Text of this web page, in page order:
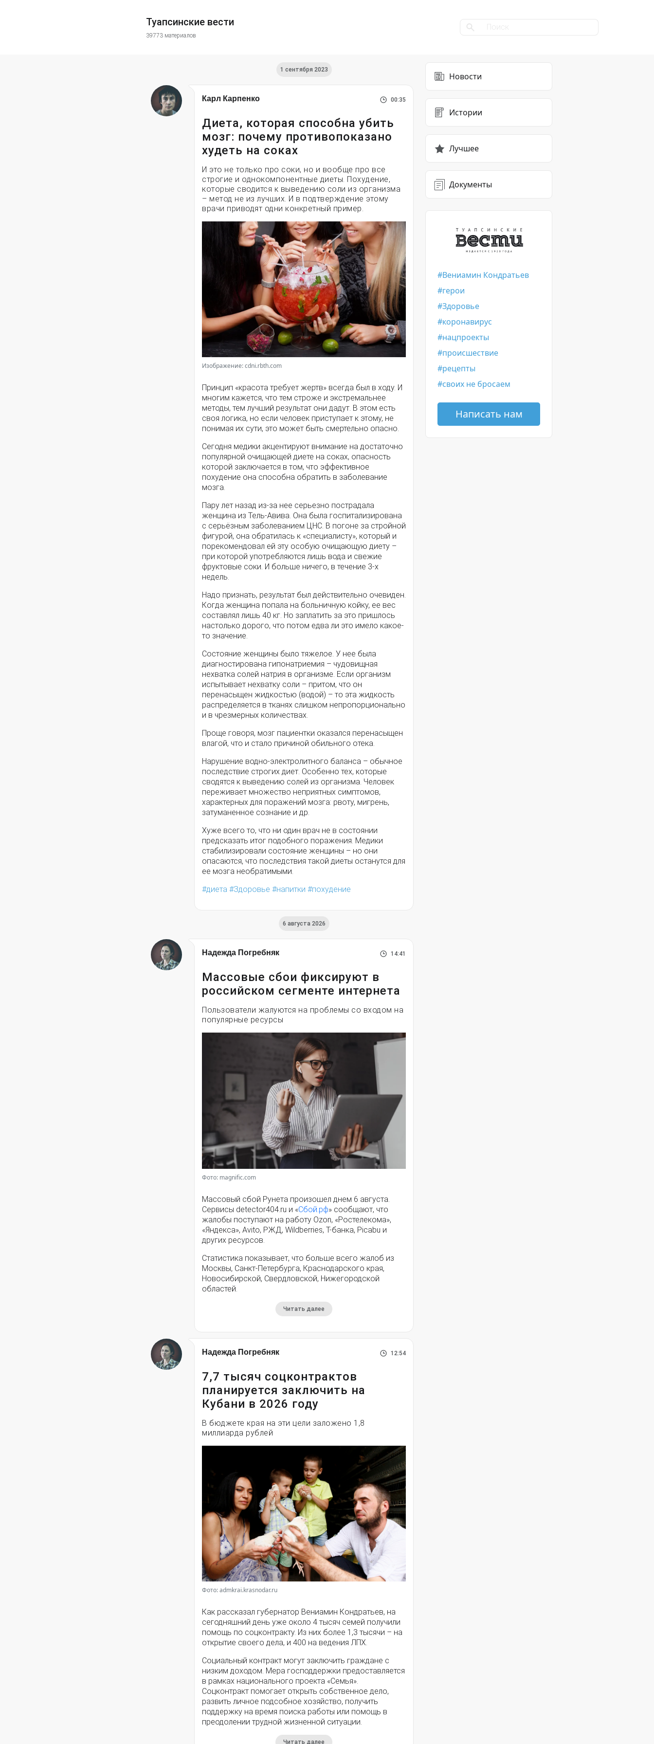
Туапсинские вести
39773 материалов
1 сентября 2023
Карл Карпенко 00:35
Диета, которая способна убить
мозг: почему противопоказано
худеть на соках
И это не только про соки, но и вообще про все
строгие и однокомпонентные диеты. Похудение,
которые сводится к выведению соли из организма
– метод не из лучших. И в подтверждение этому
врачи приводят одни конкретный пример.
Изображение: cdni.rbth.com
Принцип «красота требует жертв» всегда был в ходу. И
многим кажется, что тем строже и экстремальнее
методы, тем лучший результат они дадут. В этом есть
своя логика, но если человек приступает к этому, не
понимая их сути, это может быть смертельно опасно.
Сегодня медики акцентируют внимание на достаточно
популярной очищающей диете на соках, опасность
которой заключается в том, что эффективное
похудение она способна обратить в заболевание
мозга.
Пару лет назад из-за нее серьезно пострадала
женщина из Тель-Авива. Она была госпитализирована
с серьёзным заболеванием ЦНС. В погоне за стройной
фигурой, она обратилась к «специалисту», который и
порекомендовал ей эту особую очищающую диету –
при которой употребляются лишь вода и свежие
фруктовые соки. И больше ничего, в течение 3-х
недель.
Надо признать, результат был действительно очевиден.
Когда женщина попала на больничную койку, ее вес
составлял лишь 40 кг. Но заплатить за это пришлось
настолько дорого, что потом едва ли это имело какое-
то значение.
Состояние женщины было тяжелое. У нее была
диагностирована гипонатриемия – чудовищная
нехватка солей натрия в организме. Если организм
испытывает нехватку соли – притом, что он
перенасыщен жидкостью (водой) – то эта жидкость
распределяется в тканях слишком непропорционально
и в чрезмерных количествах.
Проще говоря, мозг пациентки оказался перенасыщен
влагой, что и стало причиной обильного отека.
Нарушение водно-электролитного баланса – обычное
последствие строгих диет. Особенно тех, которые
сводятся к выведению солей из организма. Человек
переживает множество неприятных симптомов,
характерных для поражений мозга: рвоту, мигрень,
затуманенное сознание и др.
Хуже всего то, что ни один врач не в состоянии
предсказать итог подобного поражения. Медики
стабилизировали состояние женщины – но они
опасаются, что последствия такой диеты останутся для
ее мозга необратимыми.
диета
Здоровье напитки похудение
6 августа 2026
Надежда Погребняк 14:41
Массовые сбои фиксируют в
российском сегменте интернета
Пользователи жалуются на проблемы со входом на
популярные ресурсы
Фото: magnific.com
Массовый сбой Рунета произошел днем 6 августа.
Сервисы detector404.ru и «Сбой.рф» сообщают, что
жалобы поступают на работу Ozon, «Ростелекома»,
«Яндекса», Avito, РЖД, Wildberries, Т-банка, Picabu и
других ресурсов.
Статистика показывает, что больше всего жалоб из
Москвы, Санкт-Петербурга, Краснодарского края,
Новосибирской, Свердловской, Нижегородской
областей.
Читать далее
Надежда Погребняк 12:54
7,7 тысяч соцконтрактов
планируется заключить на
Кубани в 2026 году
В бюджете края на эти цели заложено 1,8
миллиарда рублей
Фото: admkrai.krasnodar.ru
Как рассказал губернатор Вениамин Кондратьев, на
сегодняшний день уже около 4 тысяч семей получили
помощь по соцконтракту. Из них более 1,3 тысячи – на
открытие своего дела, и 400 на ведения ЛПХ.
Социальный контракт могут заключить граждане с
низким доходом. Мера господдержки предоставляется
в рамках национального проекта «Семья».
Соцконтракт помогает открыть собственное дело,
развить личное подсобное хозяйство, получить
поддержку на время поиска работы или помощь в
преодолении трудной жизненной ситуации.
Читать далее
Новости
Истории
Лучшее
Документы
Вениамин Кондратьев
герои
Здоровье
коронавирус
нацпроекты
происшествие
рецепты
своих не бросаем
Написать нам